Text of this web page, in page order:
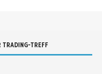
TRADING-TREFF